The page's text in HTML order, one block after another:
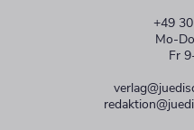
+49
Mo-
Fr